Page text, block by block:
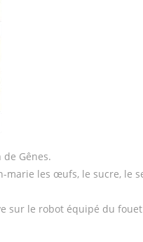
Gênes.
les œufs, le sucre, le
sur le robot équipé du